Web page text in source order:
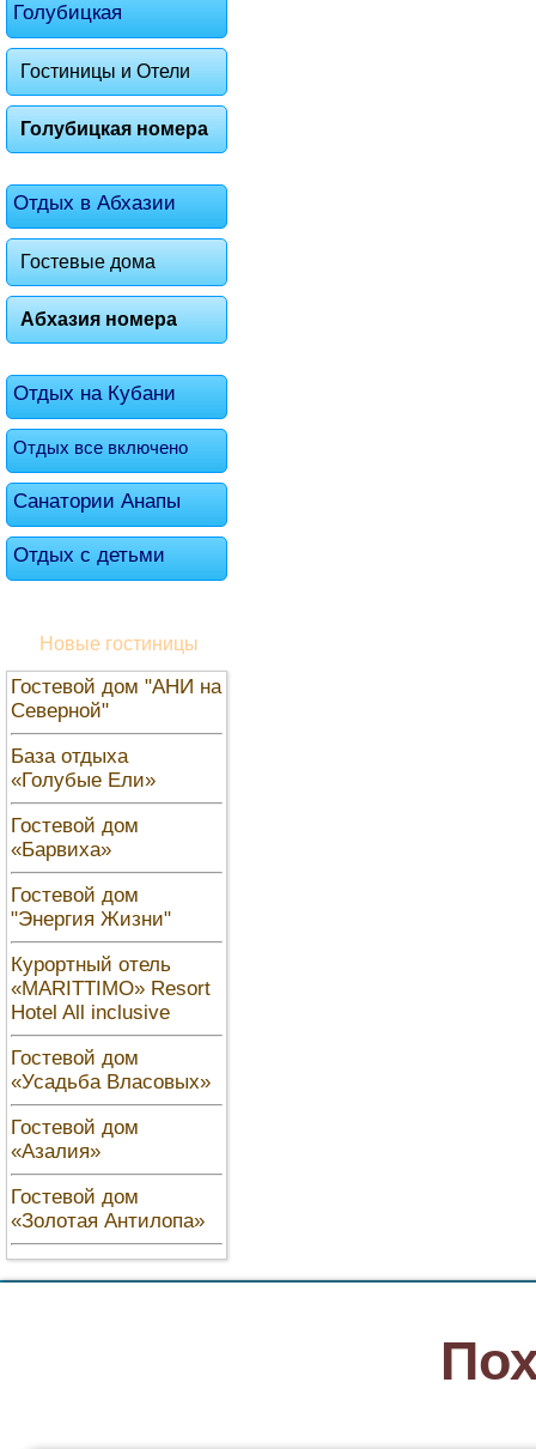
Голубицкая
Гостиницы и Отели
Голубицкая номера
Отдых в Абхазии
Гостевые дома
Абхазия номера
Отдых на Кубани
Отдых все включено
Санатории Анапы
Отдых с детьми
Новые гостиницы
Гостевой дом "АНИ на
Северной"
База отдыха
«Голубые Ели»
Гостевой дом
«Барвиха»
Гостевой дом
"Энергия Жизни"
Курортный отель
«MARITTIMO» Resort
Hotel All inclusive
Гостевой дом
«Усадьба Власовых»
Гостевой дом
«Азалия»
Гостевой дом
«Золотая Антилопа»